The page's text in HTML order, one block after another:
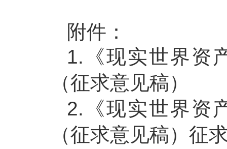
附件：
1.《现实世界资
（征求意见稿）
2.《现实世界资
（征求意见稿）征